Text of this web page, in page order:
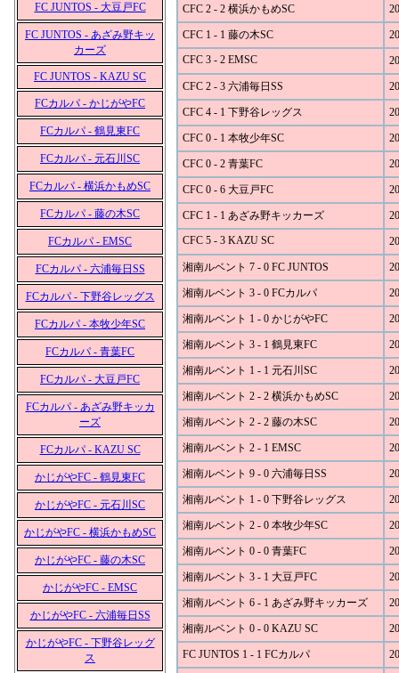
FC JUNTOS - 大豆戸FC
FC JUNTOS - あざみ野キッ
カーズ
FC JUNTOS - KAZU SC
FCカルパ - かじがやFC
FCカルパ - 鶴見東FC
FCカルパ - 元石川SC
FCカルパ - 横浜かもめSC
FCカルパ - 藤の木SC
FCカルパ - EMSC
FCカルパ - 六浦毎日SS
FCカルパ - 下野谷レッグス
FCカルパ - 本牧少年SC
FCカルパ - 青葉FC
FCカルパ - 大豆戸FC
FCカルパ - あざみ野キッカ
ーズ
FCカルパ - KAZU SC
かじがやFC - 鶴見東FC
かじがやFC - 元石川SC
かじがやFC - 横浜かもめSC
かじがやFC - 藤の木SC
かじがやFC - EMSC
かじがやFC - 六浦毎日SS
かじがやFC - 下野谷レッグ
ス
CFC 2 - 2 横浜かもめSC
CFC 1 - 1 藤の木SC
CFC 3 - 2 EMSC
CFC 2 - 3 六浦毎日SS
CFC 4 - 1 下野谷レッグス
CFC 0 - 1 本牧少年SC
CFC 0 - 2 青葉FC
CFC 0 - 6 大豆戸FC
CFC 1 - 1 あざみ野キッカーズ
CFC 5 - 3 KAZU SC
湘南ルベント 7 - 0 FC JUNTOS
湘南ルベント 3 - 0 FCカルパ
湘南ルベント 1 - 0 かじがやFC
湘南ルベント 3 - 1 鶴見東FC
湘南ルベント 1 - 1 元石川SC
湘南ルベント 2 - 2 横浜かもめSC
湘南ルベント 2 - 2 藤の木SC
湘南ルベント 2 - 1 EMSC
湘南ルベント 9 - 0 六浦毎日SS
湘南ルベント 1 - 0 下野谷レッグス
湘南ルベント 2 - 0 本牧少年SC
湘南ルベント 0 - 0 青葉FC
湘南ルベント 3 - 1 大豆戸FC
湘南ルベント 6 - 1 あざみ野キッカーズ
湘南ルベント 0 - 0 KAZU SC
FC JUNTOS 1 - 1 FCカルパ